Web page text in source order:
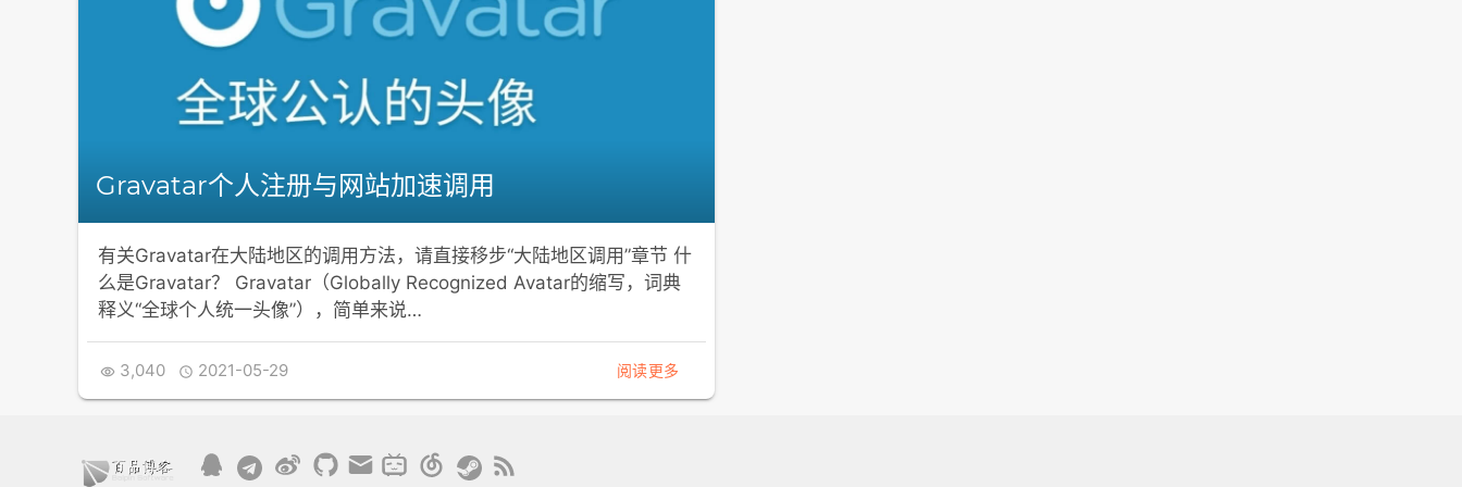
Gravatar个人注册与网站加速调用
有关Gravatar在大陆地区的调用方法，请直接移步“大陆地区调用”章节 什
么是Gravatar？ Gravatar（Globally Recognized Avatar的缩写，词典
释义“全球个人统一头像”），简单来说…
 3,040  2021-05-29 阅读更多